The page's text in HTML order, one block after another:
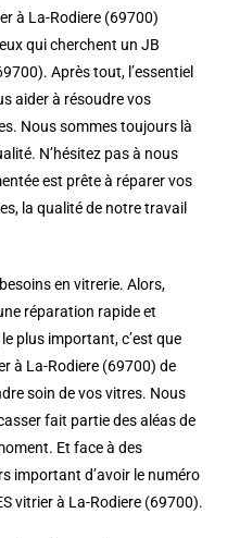
à La-Rodiere (69700)
qui cherchent un JB
Après tout, l’essentiel
aider à résoudre vos
Nous sommes toujours là
N’hésitez pas à nous
est prête à réparer vos
la qualité de notre travail
en vitrerie. Alors,
réparation rapide et
plus important, c’est que
à La-Rodiere (69700) de
soin de vos vitres. Nous
fait partie des aléas de
Et face à des
important d’avoir le numéro
vitrier à La-Rodiere (69700).